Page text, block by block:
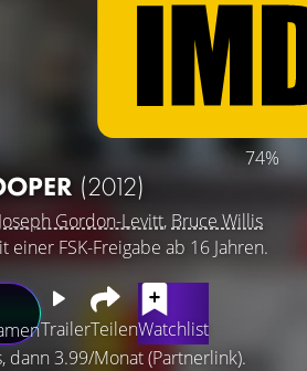
74%
(2012)
Joseph Gordon-Levitt, Bruce Willis
einer FSK-Freigabe ab 16 Jahren.
TrailerTeilenWatchlist
dann 3.99/Monat (Partnerlink).